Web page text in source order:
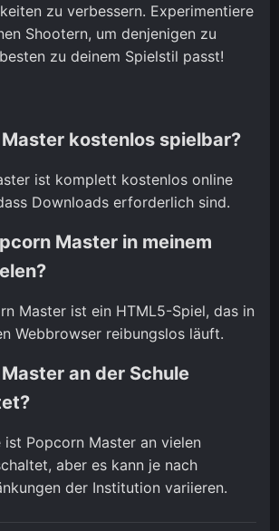
zu verbessern. Experimentiere
Shootern, um denjenigen zu
zu deinem Spielstil passt!
kostenlos spielbar?
ist komplett kostenlos online
Downloads erforderlich sind.
Master in meinem
Master ist ein HTML5-Spiel, das in
Webbrowser reibungslos läuft.
an der Schule
ist Popcorn Master an vielen
aber es kann je nach
der Institution variieren.